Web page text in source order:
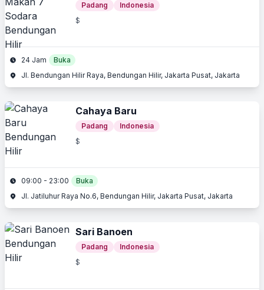
Padang
Indonesia
$
24 Jam
Buka
Jl. Bendungan Hilir Raya, Bendungan Hilir, Jakarta Pusat, Jakarta
Cahaya Baru
Padang
Indonesia
$
09:00 - 23:00
Buka
Jl. Jatiluhur Raya No.6, Bendungan Hilir, Jakarta Pusat, Jakarta
Sari Banoen
Padang
Indonesia
$